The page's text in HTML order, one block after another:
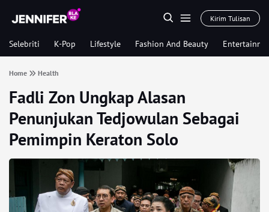
Kirim Tulisan
Selebriti K-Pop Lifestyle Fashion And Beauty
Home Health
Fadli Zon Ungkap Alasan
Penunjukan Tedjowulan Sebagai
Pemimpin Keraton Solo